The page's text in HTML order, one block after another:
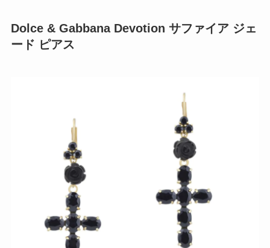
Dolce & Gabbana Devotion サファイア ジェ
ード ピアス